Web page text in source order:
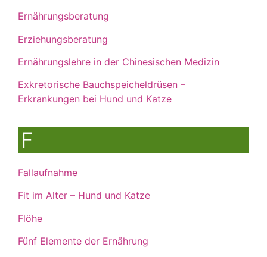
Ernährungsberatung
Erziehungsberatung
Ernährungslehre in der Chinesischen Medizin
Exkretorische Bauchspeicheldrüsen –
Erkrankungen bei Hund und Katze
F
Fallaufnahme
Fit im Alter – Hund und Katze
Flöhe
Fünf Elemente der Ernährung